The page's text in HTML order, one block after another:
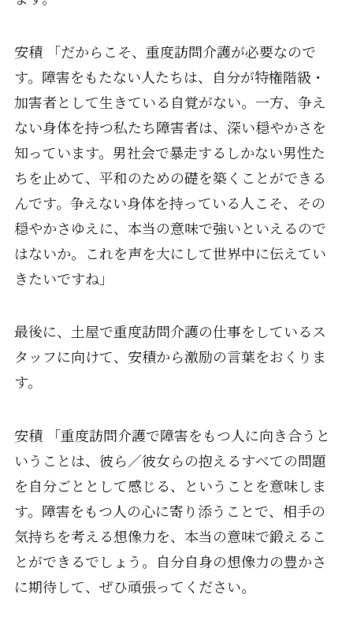
安積 「だからこそ、重度訪問介護が必要なので
す。障害をもたない人たちは、自分が特権階級・
加害者として生きている自覚がない。一方、争え
ない身体を持つ私たち障害者は、深い穏やかさを
知っています。男社会で暴走するしかない男性た
ちを止めて、平和のための礎を築くことができる
んです。争えない身体を持っている人こそ、その
穏やかさゆえに、本当の意味で強いといえるので
はないか。これを声を大にして世界中に伝えてい
きたいですね」
最後に、土屋で重度訪問介護の仕事をしているス
タッフに向けて、安積から激励の言葉をおくりま
す。
安積 「重度訪問介護で障害をもつ人に向き合うと
いうことは、彼ら／彼女らの抱えるすべての問題
を自分ごととして感じる、ということを意味しま
す。障害をもつ人の心に寄り添うことで、相手の
気持ちを考える想像力を、本当の意味で鍛えるこ
とができるでしょう。自分自身の想像力の豊かさ
に期待して、ぜひ頑張ってください。